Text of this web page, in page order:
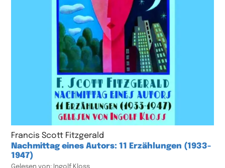
Francis Scott Fitzgerald
Nachmittag eines Autors: 11 Erzählungen (1933-
1947)